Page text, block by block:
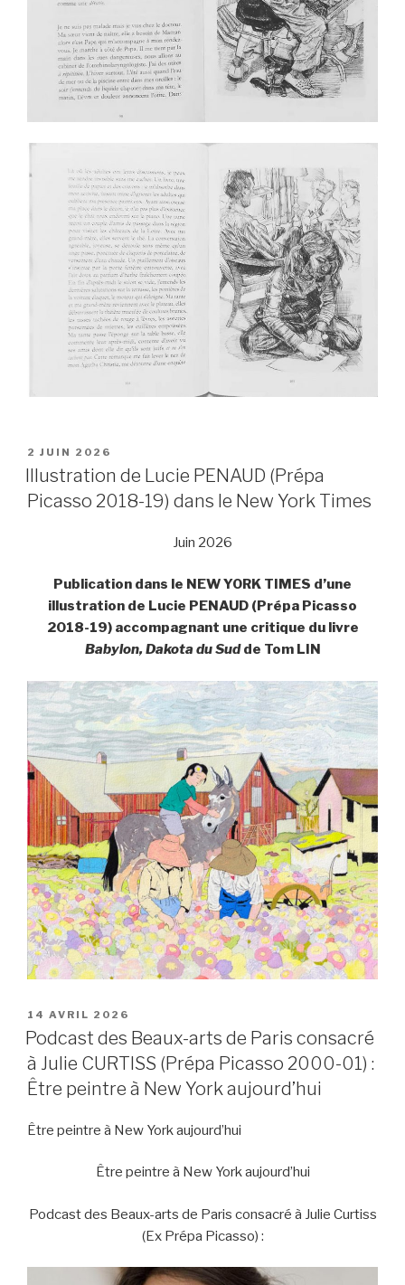
PUBLIÉ
LE
2 JUIN 2026
Illustration de Lucie PENAUD (Prépa
Picasso 2018-19) dans le New York Times
Juin 2026
Publication dans le NEW YORK TIMES d’une
illustration de Lucie PENAUD (Prépa Picasso
2018-19) accompagnant une critique du livre
Babylon, Dakota du Sudde Tom LIN
PUBLIÉ
LE
14 AVRIL 2026
Podcast des Beaux-arts de Paris consacré
à Julie CURTISS (Prépa Picasso 2000-01) :
Être peintre à New York aujourd’hui
Être peintre à New York aujourd’hui
Être peintre à New York aujourd’hui
Podcast des Beaux-arts de Paris consacré à Julie Curtiss
(Ex Prépa Picasso) :